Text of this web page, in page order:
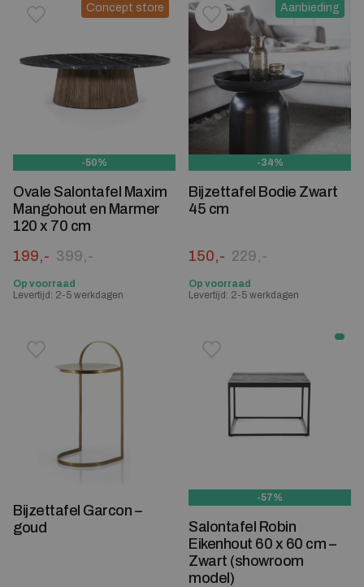
Concept store
Toevoegen aan verlanglijstje
Verwijderen van verlanglijst
-50%
Ovale Salontafel Maxim
Mangohout en Marmer
120 x 70 cm
399,-
Oorspronkelijke prijs was: 399,-.
199,-
Huidige prijs is: 199,-.
Op voorraad
Levertijd: 2-5 werkdagen
Aanbieding
Toevoegen aan
Verwijderen van verlanglijst
-34%
Bijzettafel Bodie Zwart
45 cm
229,-
Oorspronkelijke prijs
150,-
Huidige prijs is: 150,-.
Op voorraad
Levertijd: 2-5 werkdagen
Toevoegen aan verlanglijstje
Verwijderen van verlanglijst
Bijzettafel Garcon –
goud
Toevoegen aan
Verwijderen van verlanglijst
-57%
Salontafel Robin
Eikenhout 60 x 60 cm –
Zwart (showroom
model)